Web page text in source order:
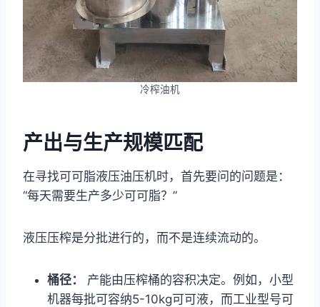
冷榨油机
产出与生产规模匹配
在寻找可可脂液压油压机时，首先要问的问题是：
“每天需要生产多少可可脂？”
液压压榨是分批进行的，而不是连续流动的。
桶径：
产能由压榨桶的容积决定。例如，小型
机器每批可容纳5-10kg可可液，而工业型号可